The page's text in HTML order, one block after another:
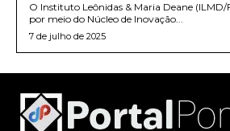
O Instituto Leônidas & Maria Deane
por meio do Núcleo de Inovação...
7 de julho de 2025